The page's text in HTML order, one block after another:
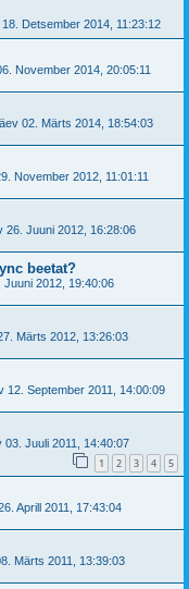
18. Detsember 2014, 11:23:12
November 2014, 20:05:11
02. Märts 2014, 18:54:03
November 2012, 11:01:11
26. Juuni 2012, 16:28:06
beetat?
Juuni 2012, 19:40:06
Märts 2012, 13:26:03
12. September 2011, 14:00:09
03. Juuli 2011, 14:40:07
1 2 3 4 5
Aprill 2011, 17:43:04
Märts 2011, 13:39:03